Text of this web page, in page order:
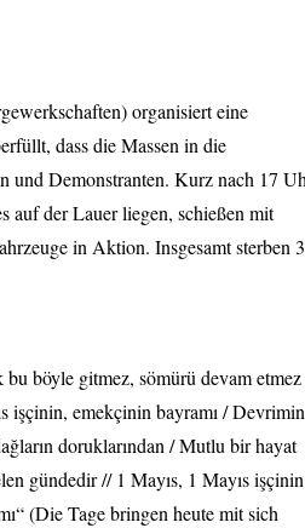
organisiert eine
dass die Massen in die
und Demonstranten. Kurz nach 17
auf der Lauer liegen, schießen mit
in Aktion. Insgesamt sterben
böyle gitmez, sömürü devam
işçinin, emekçinin bayramı / Devrimin
doruklarından / Mutlu bir hayat
gündedir // 1 Mayıs, 1 Mayıs işçinin
(Die Tage bringen heute mit sich